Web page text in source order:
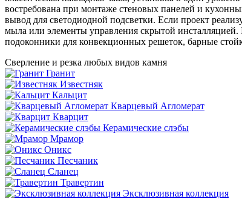
востребована при монтаже стеновых панелей и
вывод для светодиодной подсветки. Если проект
мыла или элементы управления скрытой инсталляцией.
подоконники для конвекционных решеток, барные
Сверление и резка любых видов камня
Гранит
Известняк
Кальцит
Кварцевый Агломерат
Кварцит
Керамические слэбы
Мрамор
Оникс
Песчаник
Сланец
Травертин
Эксклюзивная коллекция